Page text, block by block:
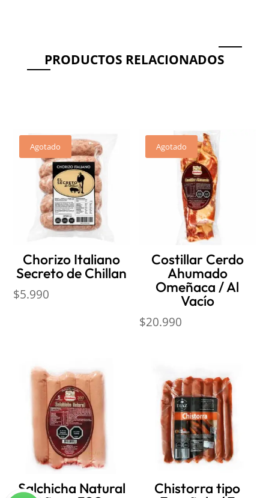
PRODUCTOS RELACIONADOS
Agotado
Chorizo Italiano
Secreto de Chillan
$5.990
Agotado
Costillar Cerdo
Ahumado
Omeñaca / Al
Vacío
$20.990
Salchicha Natural Chistorra tipo